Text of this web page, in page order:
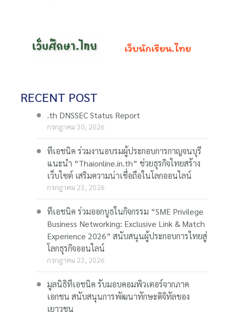
RECENT POST
.th DNSSEC Status Report
กรกฎาคม 30, 2026
ทีเอชนิค ร่วมงานอบรมผู้ประกอบการกาญจนบุรี
แนะนำ “Thaionline.in.th” ช่วยธุรกิจไทยสร้าง
เว็บไซต์ เสริมความน่าเชื่อถือในโลกออนไลน์
กรกฎาคม 23, 2026
ทีเอชนิค ร่วมออกบูธในกิจกรรม “SME Privilege
Business Networking: Exclusive Link & Match
Experience 2026” สนับสนุนผู้ประกอบการไทยสู่
โลกธุรกิจออนไลน์
กรกฎาคม 23, 2026
มูลนิธิทีเอชนิค รับมอบคอมพิวเตอร์จากภาค
เอกชน สนับสนุนการพัฒนาทักษะดิจิทัลของ
เยาวชน